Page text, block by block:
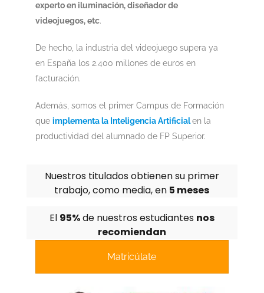
experto en iluminación, diseñador de
videojuegos, etc.
De hecho, la industria del videojuego supera ya
en España los 2.400 millones de euros en
facturación.
Además, somos el primer Campus de Formación
que implementa la Inteligencia Artificialen la
productividad del alumnado de FP Superior.
Nuestros titulados obtienen su primer
trabajo, como media, en 5 meses
El 95%de nuestros estudiantes nos
recomiendan
Matricúlate